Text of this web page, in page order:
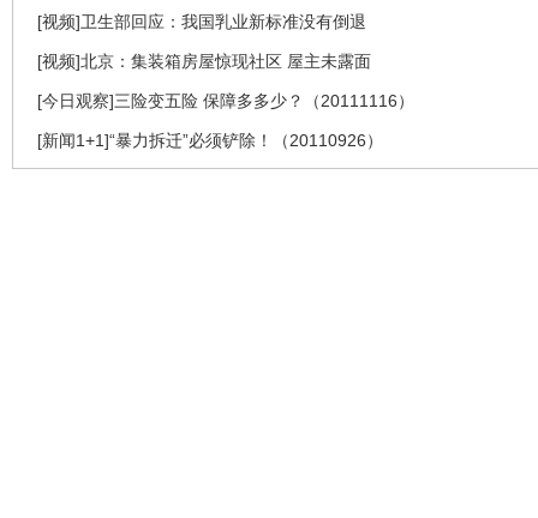
[视频]卫生部回应：我国乳业新标准没有倒退
[视频]北京：集装箱房屋惊现社区 屋主未露面
[今日观察]三险变五险 保障多多少？（20111116）
[新闻1+1]“暴力拆迁”必须铲除！（20110926）